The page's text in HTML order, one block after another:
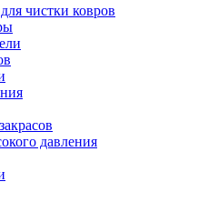
чистки ковров
давления